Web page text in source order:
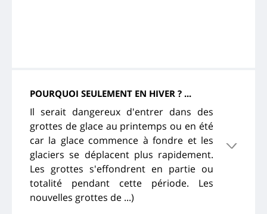
POURQUOI SEULEMENT EN HIVER ? ...
Il serait dangereux d'entrer dans des
grottes de glace au printemps ou en été
car la glace commence à fondre et les
glaciers se déplacent plus rapidement.
Les grottes s'effondrent en partie ou
totalité pendant cette période. Les
nouvelles grottes de ...)